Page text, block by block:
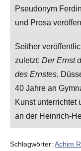
Pseudonym
und Prosa
Seither
zuletzt: Der Ernst
des Ernstes,
40 Jahre an
Kunst unterrichtet
an der Heinrich-
Schlagwörter: Achim